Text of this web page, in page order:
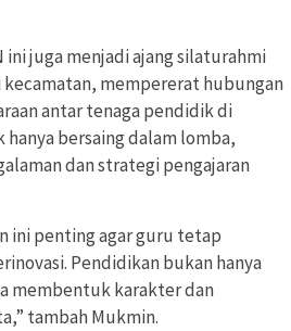
ini juga menjadi ajang silaturahmi
mempererat hubungan
antar tenaga pendidik di
bersaing dalam lomba,
dan strategi pengajaran
ini penting agar guru tetap
Pendidikan bukan hanya
membentuk karakter dan
tambah Mukmin.